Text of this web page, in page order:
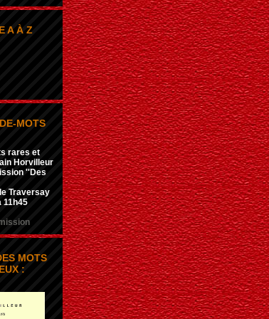
A À Z
MOTS
rares et
Horvilleur
''Des
Traversay
11h45
MOTS
: